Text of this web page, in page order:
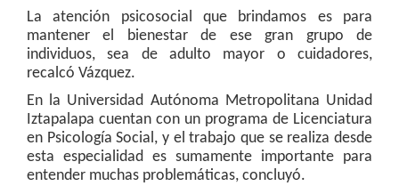
La atención psicosocial que brindamos es para
mantener el bienestar de ese gran grupo de
individuos, sea de adulto mayor o cuidadores,
recalcó Vázquez.
En la Universidad Autónoma Metropolitana Unidad
Iztapalapa cuentan con un programa de Licenciatura
en Psicología Social, y el trabajo que se realiza desde
esta especialidad es sumamente importante para
entender muchas problemáticas, concluyó.